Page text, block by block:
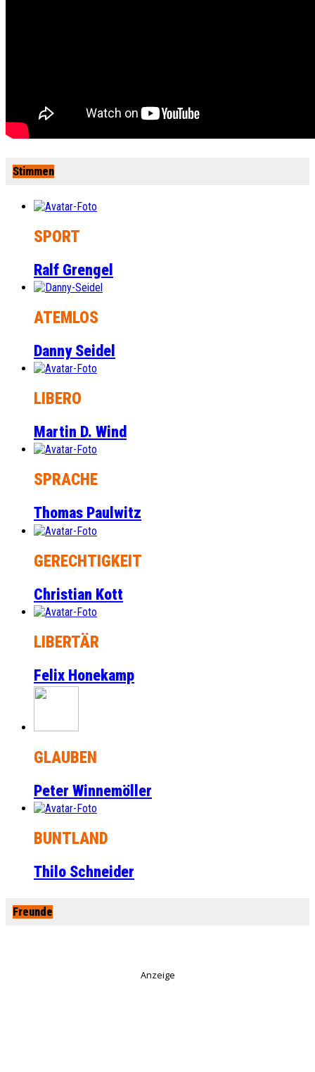
Stimmen
SPORT
Ralf Grengel
ATEMLOS
Danny Seidel
LIBERO
Martin D. Wind
SPRACHE
Thomas Paulwitz
GERECHTIGKEIT
Christian Kott
LIBERTÄR
Felix Honekamp
GLAUBEN
Peter Winnemöller
BUNTLAND
Thilo Schneider
Freunde
Anzeige